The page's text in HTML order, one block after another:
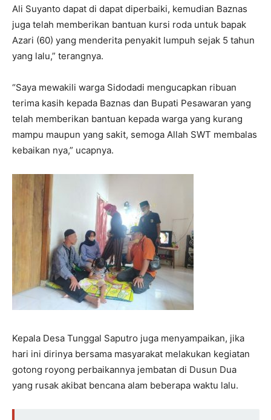
Ali Suyanto dapat di dapat diperbaiki, kemudian Baznas
juga telah memberikan bantuan kursi roda untuk bapak
Azari (60) yang menderita penyakit lumpuh sejak 5 tahun
yang lalu,” terangnya.
“Saya mewakili warga Sidodadi mengucapkan ribuan
terima kasih kepada Baznas dan Bupati Pesawaran yang
telah memberikan bantuan kepada warga yang kurang
mampu maupun yang sakit, semoga Allah SWT membalas
kebaikan nya,” ucapnya.
Kepala Desa Tunggal Saputro juga menyampaikan, jika
hari ini dirinya bersama masyarakat melakukan kegiatan
gotong royong perbaikannya jembatan di Dusun Dua
yang rusak akibat bencana alam beberapa waktu lalu.